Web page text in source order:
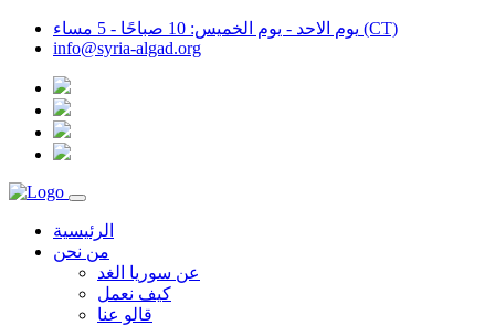
يوم الاحد - يوم الخميس: 10 صباحًا - 5 مساء (CT)
info@syria-algad.org
الرئيسية
من نحن
عن سوريا الغد
كيف نعمل
قالو عنا